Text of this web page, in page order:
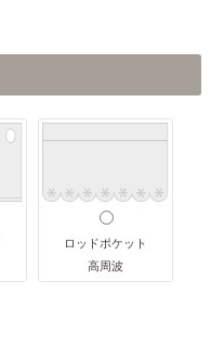
ロッドポケット
高周波